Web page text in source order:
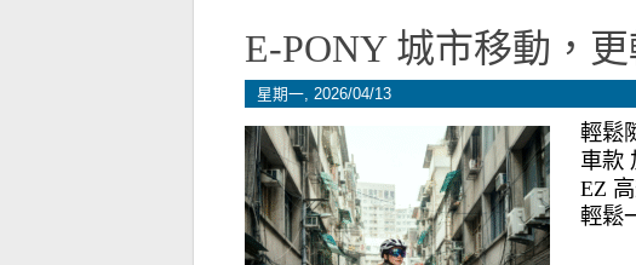
E-PONY 城市移動，
星期一, 2026/04/13
輕鬆
車款
EZ
輕鬆